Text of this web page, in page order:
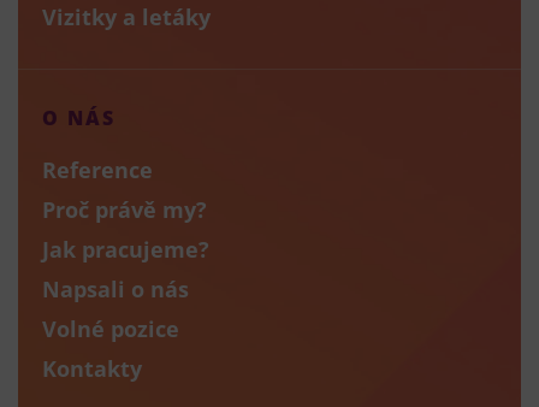
Vizitky a letáky
O NÁS
Reference
Proč právě my?
Jak pracujeme?
Napsali o nás
Volné pozice
Kontakty